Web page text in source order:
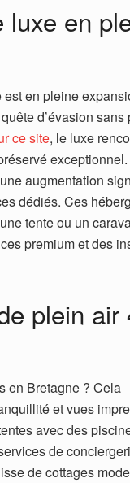
luxe en
en pleine
d’évasion sans
ce site, le luxe
augmentation
dédiés. Ces
tente ou un
premium et des
plein air
en Bretagne ? Cela
et vues
avec des
de
de cottages